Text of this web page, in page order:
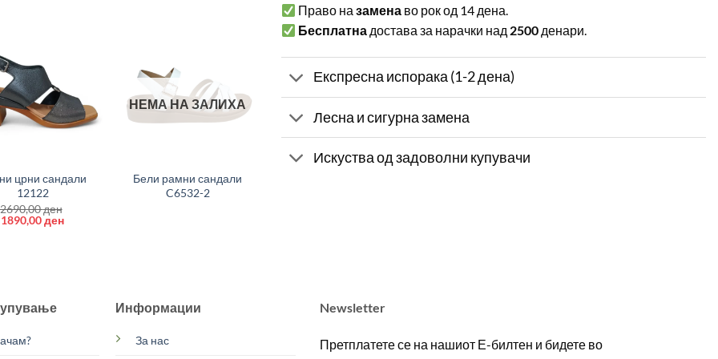
црни сандали
12122
2690,00ден
Original
1890,00денCurrent
НЕМА НА ЗАЛИХА
Бели рамни сандали
C6532-2
Право назамена во рок од 14 дена.
Бесплатна достава за нарачки над 2500 денари.
Експресна испорака (1-2 дена)
Лесна и сигурна замена
Искуства од задоволни купувачи
Информации
За нас
Newsletter
Претплатете се на нашиот Е-билтен и бидете во